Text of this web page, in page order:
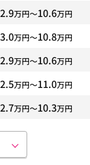
2.9万円〜10.6万円
3.0万円〜10.8万円
2.9万円〜10.6万円
2.5万円〜11.0万円
2.7万円〜10.3万円